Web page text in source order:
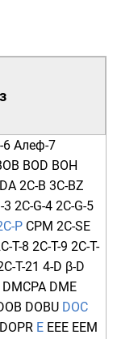
6 Алеф-7
BOD BOH
2C-B 3C-BZ
3 2C-G-4 2C-G-5
P CPM 2C-SE
T-8 2C-T-9 2C-T-
T-21 4-D β-D
DMCPA DME
DOBU DOC
DOPR E EEE EEM